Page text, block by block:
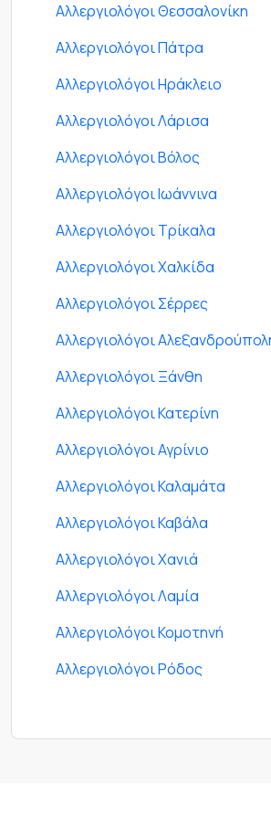
Αλλεργιολόγοι Θεσσαλονίκη
Αλλεργιολόγοι Πάτρα
Αλλεργιολόγοι Ηράκλειο
Αλλεργιολόγοι Λάρισα
Αλλεργιολόγοι Βόλος
Αλλεργιολόγοι Ιωάννινα
Αλλεργιολόγοι Τρίκαλα
Αλλεργιολόγοι Χαλκίδα
Αλλεργιολόγοι Σέρρες
Αλλεργιολόγοι
Αλλεργιολόγοι Ξάνθη
Αλλεργιολόγοι Κατερίνη
Αλλεργιολόγοι Αγρίνιο
Αλλεργιολόγοι Καλαμάτα
Αλλεργιολόγοι Καβάλα
Αλλεργιολόγοι Χανιά
Αλλεργιολόγοι Λαμία
Αλλεργιολόγοι Κομοτηνή
Αλλεργιολόγοι Ρόδος